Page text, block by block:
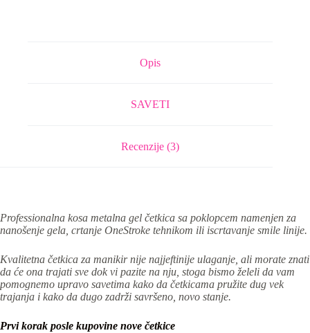
Opis
SAVETI
Recenzije (3)
Professionalna kosa metalna gel četkica sa poklopcem namenjen za
nanošenje gela, crtanje OneStroke tehnikom ili iscrtavanje smile linije.
Kvalitetna četkica za manikir nije najjeftinije ulaganje, ali morate znati
da će ona trajati sve dok vi pazite na nju, stoga bismo želeli da vam
pomognemo upravo savetima kako da četkicama pružite dug vek
trajanja i kako da dugo zadrži savršeno, novo stanje.
Prvi korak posle kupovine nove četkice